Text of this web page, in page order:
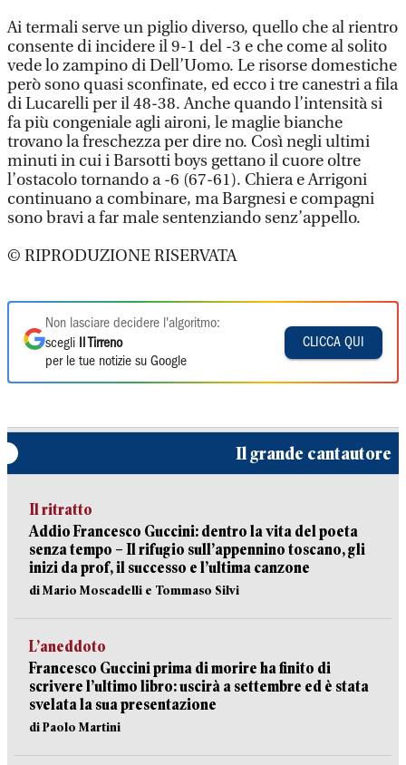
Ai termali serve un piglio diverso, quello che al rientro
consente di incidere il 9-1 del -3 e che come al solito
vede lo zampino di Dell’Uomo. Le risorse domestiche
però sono quasi sconfinate, ed ecco i tre canestri a fila
di Lucarelli per il 48-38. Anche quando l’intensità si
fa più congeniale agli aironi, le maglie bianche
trovano la freschezza per dire no. Così negli ultimi
minuti in cui i Barsotti boys gettano il cuore oltre
l’ostacolo tornando a -6 (67-61). Chiera e Arrigoni
continuano a combinare, ma Bargnesi e compagni
sono bravi a far male sentenziando senz’appello.
© RIPRODUZIONE RISERVATA
Non lasciare decidere l'algoritmo:
scegli
Il Tirreno
per le tue notizie su Google
CLICCA QUI
Il grande cantautore
Il ritratto
Addio Francesco Guccini: dentro la vita del poeta
senza tempo – Il rifugio sull’appennino toscano, gli
inizi da prof, il successo e l’ultima canzone
di Mario Moscadelli e Tommaso Silvi
L’aneddoto
Francesco Guccini prima di morire ha finito di
scrivere l’ultimo libro: uscirà a settembre ed è stata
svelata la sua presentazione
di Paolo Martini